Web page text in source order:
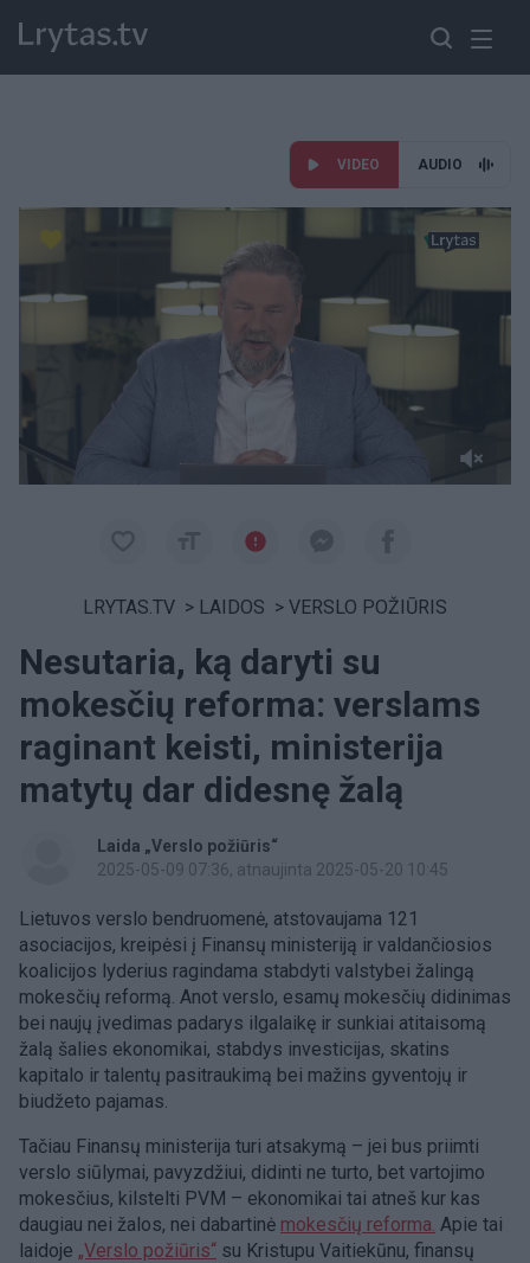
VIDEO AUDIO
LRYTAS.TV > LAIDOS > VERSLO POŽIŪRIS
Nesutaria, ką daryti su
mokesčių reforma: verslams
raginant keisti, ministerija
matytų dar didesnę žalą
Laida „Verslo požiūris“
2025-05-09 07:36, atnaujinta 2025-05-20 10:45
Lietuvos verslo bendruomenė, atstovaujama 121
asociacijos, kreipėsi į Finansų ministeriją ir valdančiosios
koalicijos lyderius ragindama stabdyti valstybei žalingą
mokesčių reformą. Anot verslo, esamų mokesčių didinimas
bei naujų įvedimas padarys ilgalaikę ir sunkiai atitaisomą
žalą šalies ekonomikai, stabdys investicijas, skatins
kapitalo ir talentų pasitraukimą bei mažins gyventojų ir
biudžeto pajamas.
Tačiau Finansų ministerija turi atsakymą – jei bus priimti
verslo siūlymai, pavyzdžiui, didinti ne turto, bet vartojimo
mokesčius, kilstelti PVM – ekonomikai tai atneš kur kas
daugiau nei žalos, nei dabartinė mokesčių reforma. Apie tai
laidoje „Verslo požiūris“ su Kristupu Vaitiekūnu, finansų